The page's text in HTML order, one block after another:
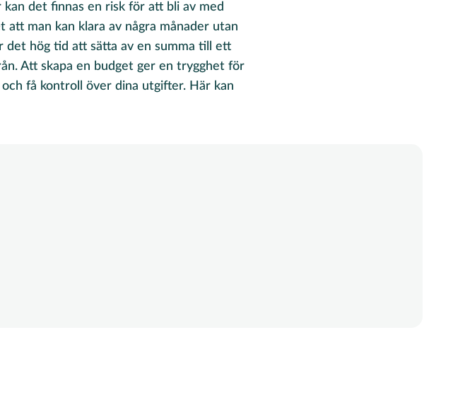
det finnas en risk för att bli av med
man kan klara av några månader utan
hög tid att sätta av en summa till ett
Att skapa en budget ger en trygghet för
få kontroll över dina utgifter. Här kan